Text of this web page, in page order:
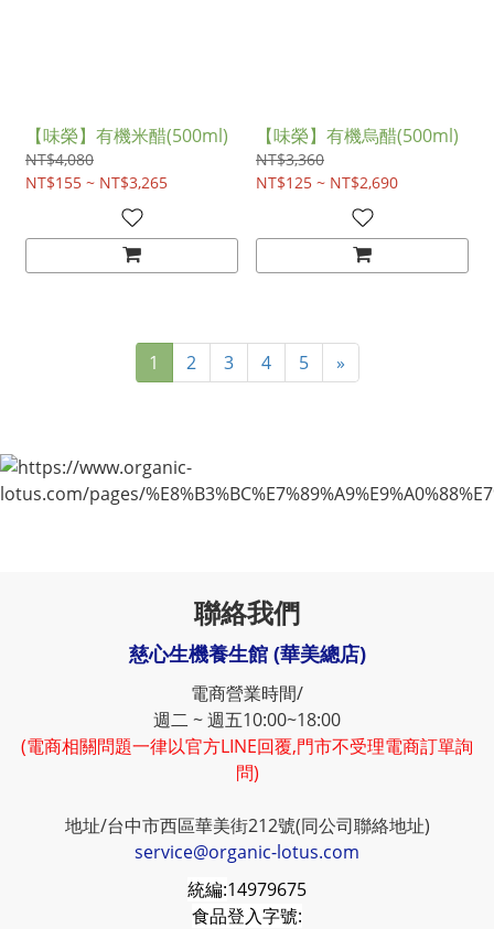
【味榮】有機米醋(500ml)
NT$4,080
NT$155 ~ NT$3,265
【味榮】有機烏醋(500ml)
NT$3,360
NT$125 ~ NT$2,690
1 2 3 4 5 »
聯絡我們
慈心生機養生館 (華美總店)
電商營業時間/
週二 ~ 週五10:00~18:00
(電商相關問題一律以官方LINE回覆,門市不受理電商訂單詢
問)
地址/台中市西區華美街212號(同公司聯絡地址)
service@organic-lotus.com
統編:14979675
食品登入字號: